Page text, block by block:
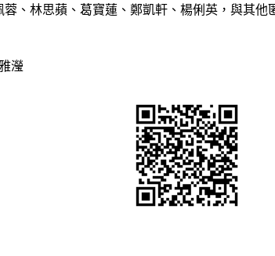
、林思蘋、葛寶蓮、鄭凱軒、楊俐英，與其他
瀅